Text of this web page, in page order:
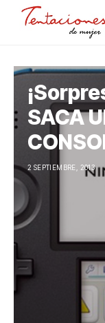
SACA
2 SEPTIEMBRE, 2013